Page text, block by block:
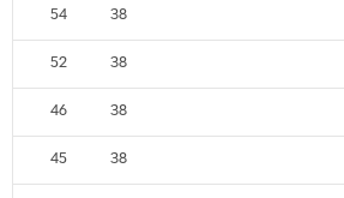
38
54
38
52
38
46
38
45